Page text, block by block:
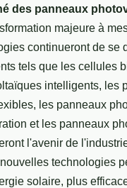
des panneaux
majeure à
continueront de se
tels que les cellules
intelligents, les
les panneaux
et les panneaux
l'avenir de
technologies
solaire, plus